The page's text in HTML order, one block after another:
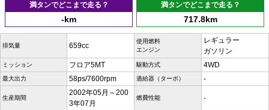
満タンでどこまで走る？
-km
満タンでどこまで走る？
717.8km
排気量 659cc
使用燃料
エンジン
レギュラー
ガソリン
ミッション フロア5MT 駆動方式 4WD
最大出力 58ps/7600rpm 過給器（ターボ） -
生産期間
2002年05月～200
3年07月
燃費性能 -